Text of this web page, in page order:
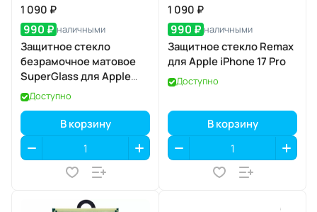
1 090 ₽
990 ₽ наличными
Защитное стекло
безрамочное матовое
SuperGlass для Apple
iPhone 17 Air
Доступно
В корзину
1 090 ₽
990 ₽ наличными
Защитное стекло Remax
для Apple iPhone 17 Pro
Доступно
В корзину